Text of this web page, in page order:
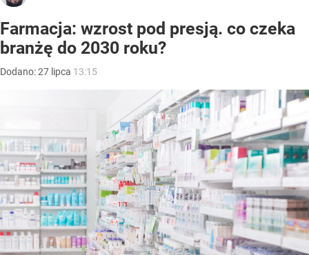
Farmacja: wzrost pod presją. co czeka
branżę do 2030 roku?
Dodano:27 lipca 13:15